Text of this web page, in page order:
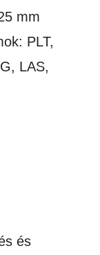
mm
PLT,
LAS,
és